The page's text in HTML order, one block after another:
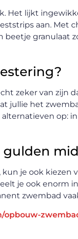
Het lijkt
aan. Met
beetje granulaat
zeker van zijn
jullie het
op:
gulden
je ook
je ook enorm
zwembad
opbouw-